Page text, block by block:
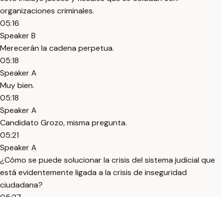
organizaciones criminales.
05:16
Speaker B
Merecerán la cadena perpetua.
05:18
Speaker A
Muy bien.
05:18
Speaker A
Candidato Grozo, misma pregunta.
05:21
Speaker A
¿Cómo se puede solucionar la crisis del sistema judicial que
está evidentemente ligada a la crisis de inseguridad
ciudadana?